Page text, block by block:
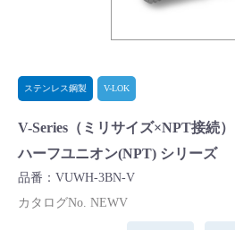
よくあるご質問(FAQ)・用語集
Cv値・流量計算ツール
製品動画一覧
ステンレス鋼製 V-LOK
V-Series（ミリサイズ×NPT接続）
ハーフユニオン(NPT) シリーズ
品番：VUWH-3BN-V
カタログNo. NEWV